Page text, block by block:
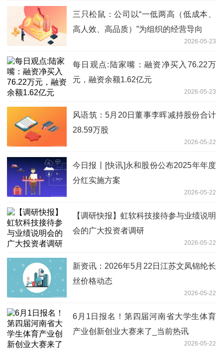
三只松鼠：公司以“一低两高（低成本、
高人效、高品质）”为组织的经营导向
2026-05-23
每日观点:陆家嘴：融资净买入76.22万
元，融资余额1.62亿元
2026-05-23
风语筑：5月20日董事李晖减持股份合计
28.59万股
2026-05-22
今日报丨[快讯]永和股份公布2025年年度
分红实施方案
2026-05-22
【调研快报】虹软科技接待参与业绩说明
会的广大投资者调研
2026-05-22
新资讯：2026年5月22日江苏文凤锦纶长
丝价格动态
2026-05-22
6月1日报名！第四届河南省大学生体育
产业创新创业大赛来了_当前热讯
2026-05-22